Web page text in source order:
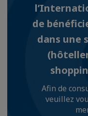
de
dans une
Afin de
veuillez